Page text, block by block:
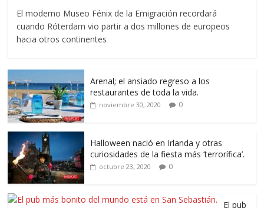
El moderno Museo Fénix de la Emigración recordará
cuando Róterdam vio partir a dos millones de europeos
hacia otros continentes
Arenal; el ansiado regreso a los
restaurantes de toda la vida.
noviembre 30, 2020 0
Halloween nació en Irlanda y otras
curiosidades de la fiesta más ‘terrorífica’.
octubre 23, 2020 0
El pub